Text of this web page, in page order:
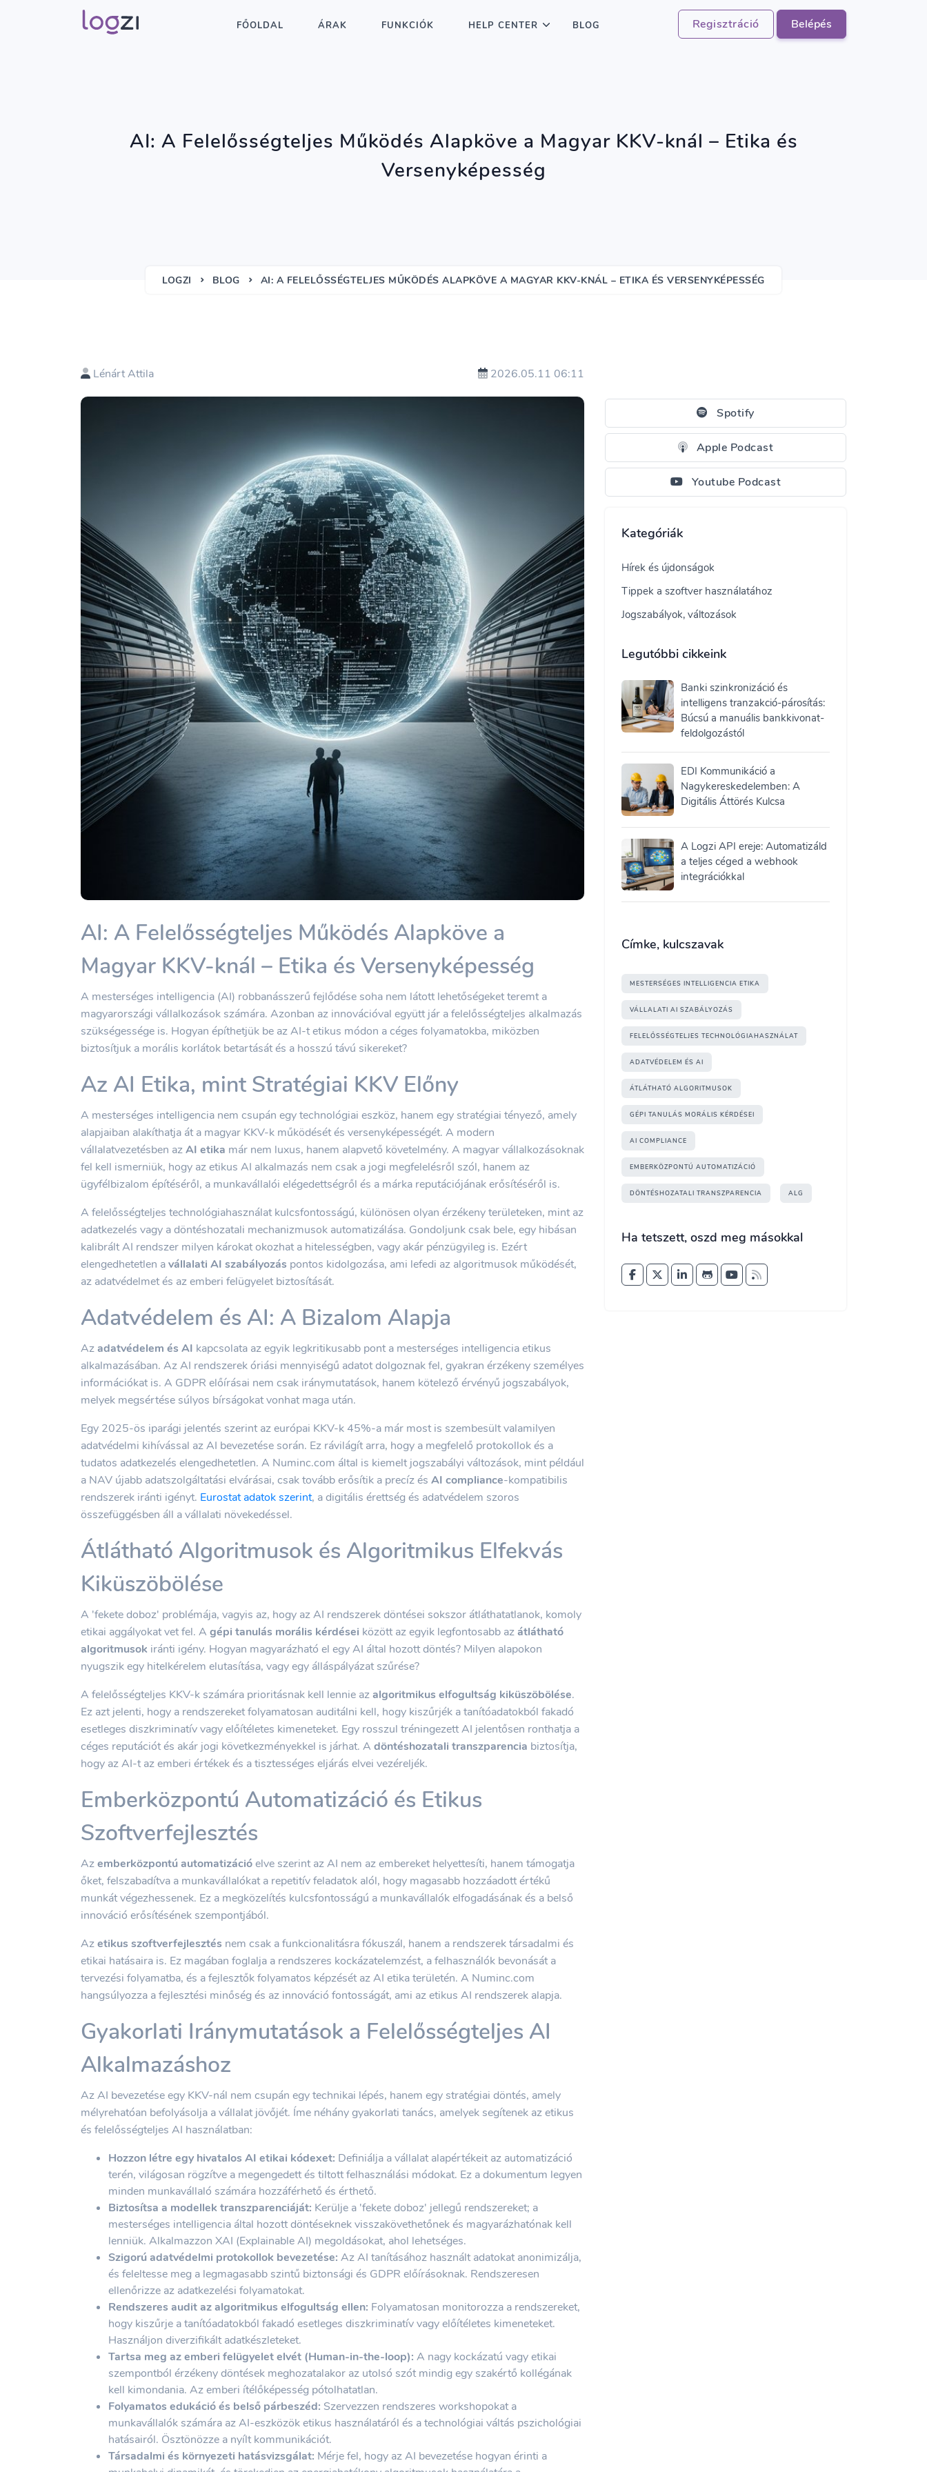
Regisztráció Belépés
FŐOLDAL ÁRAK FUNKCIÓK HELP CENTER BLOG
AI: A Felelősségteljes Működés Alapköve a Magyar KKV-knál – Etika és
Versenyképesség
LOGZI BLOG AI: A FELELŐSSÉGTELJES MŰKÖDÉS ALAPKÖVE A MAGYAR KKV-KNÁL – ETIKA ÉS VERSENYKÉPESSÉG
Lénárt Attila 2026.05.11 06:11
AI: A Felelősségteljes Működés Alapköve a
Magyar KKV-knál – Etika és Versenyképesség
A mesterséges intelligencia (AI) robbanásszerű fejlődése soha nem látott lehetőségeket teremt a
magyarországi vállalkozások számára. Azonban az innovációval együtt jár a felelősségteljes alkalmazás
szükségessége is. Hogyan építhetjük be az AI-t etikus módon a céges folyamatokba, miközben
biztosítjuk a morális korlátok betartását és a hosszú távú sikereket?
Az AI Etika, mint Stratégiai KKV Előny
A mesterséges intelligencia nem csupán egy technológiai eszköz, hanem egy stratégiai tényező, amely
alapjaiban alakíthatja át a magyar KKV-k működését és versenyképességét. A modern
vállalatvezetésben azAI etika már nem luxus, hanem alapvető követelmény. A magyar vállalkozásoknak
fel kell ismerniük, hogy az etikus AI alkalmazás nem csak a jogi megfelelésről szól, hanem az
ügyfélbizalom építéséről, a munkavállalói elégedettségről és a márka reputációjának erősítéséről is.
A felelősségteljes technológiahasználat kulcsfontosságú, különösen olyan érzékeny területeken, mint az
adatkezelés vagy a döntéshozatali mechanizmusok automatizálása. Gondoljunk csak bele, egy hibásan
kalibrált AI rendszer milyen károkat okozhat a hitelességben, vagy akár pénzügyileg is. Ezért
elengedhetetlen avállalati AI szabályozás pontos kidolgozása, ami lefedi az algoritmusok működését,
az adatvédelmet és az emberi felügyelet biztosítását.
Adatvédelem és AI: A Bizalom Alapja
Azadatvédelem és AI kapcsolata az egyik legkritikusabb pont a mesterséges intelligencia etikus
alkalmazásában. Az AI rendszerek óriási mennyiségű adatot dolgoznak fel, gyakran érzékeny személyes
információkat is. A GDPR előírásai nem csak iránymutatások, hanem kötelező érvényű jogszabályok,
melyek megsértése súlyos bírságokat vonhat maga után.
Egy 2025-ös iparági jelentés szerint az európai KKV-k 45%-a már most is szembesült valamilyen
adatvédelmi kihívással az AI bevezetése során. Ez rávilágít arra, hogy a megfelelő protokollok és a
tudatos adatkezelés elengedhetetlen. A Numinc.com által is kiemelt jogszabályi változások, mint például
a NAV újabb adatszolgáltatási elvárásai, csak tovább erősítik a precíz és AI compliance-kompatibilis
rendszerek iránti igényt. Eurostat adatok szerint, a digitális érettség és adatvédelem szoros
összefüggésben áll a vállalati növekedéssel.
Átlátható Algoritmusok és Algoritmikus Elfekvás
Kiküszöbölése
A 'fekete doboz' problémája, vagyis az, hogy az AI rendszerek döntései sokszor átláthatatlanok, komoly
etikai aggályokat vet fel. A gépi tanulás morális kérdései között az egyik legfontosabb azátlátható
algoritmusok iránti igény. Hogyan magyarázható el egy AI által hozott döntés? Milyen alapokon
nyugszik egy hitelkérelem elutasítása, vagy egy álláspályázat szűrése?
A felelősségteljes KKV-k számára prioritásnak kell lennie azalgoritmikus elfogultság kiküszöbölése.
Ez azt jelenti, hogy a rendszereket folyamatosan auditálni kell, hogy kiszűrjék a tanítóadatokból fakadó
esetleges diszkriminatív vagy előítéletes kimeneteket. Egy rosszul tréningezett AI jelentősen ronthatja a
céges reputációt és akár jogi következményekkel is járhat. A döntéshozatali transzparencia biztosítja,
hogy az AI-t az emberi értékek és a tisztességes eljárás elvei vezéreljék.
Emberközpontú Automatizáció és Etikus
Szoftverfejlesztés
Azemberközpontú automatizációelve szerint az AI nem az embereket helyettesíti, hanem támogatja
őket, felszabadítva a munkavállalókat a repetitív feladatok alól, hogy magasabb hozzáadott értékű
munkát végezhessenek. Ez a megközelítés kulcsfontosságú a munkavállalók elfogadásának és a belső
innováció erősítésének szempontjából.
Azetikus szoftverfejlesztés nem csak a funkcionalitásra fókuszál, hanem a rendszerek társadalmi és
etikai hatásaira is. Ez magában foglalja a rendszeres kockázatelemzést, a felhasználók bevonását a
tervezési folyamatba, és a fejlesztők folyamatos képzését az AI etika területén. A Numinc.com
hangsúlyozza a fejlesztési minőség és az innováció fontosságát, ami az etikus AI rendszerek alapja.
Gyakorlati Iránymutatások a Felelősségteljes AI
Alkalmazáshoz
Az AI bevezetése egy KKV-nál nem csupán egy technikai lépés, hanem egy stratégiai döntés, amely
mélyrehatóan befolyásolja a vállalat jövőjét. Íme néhány gyakorlati tanács, amelyek segítenek az etikus
és felelősségteljes AI használatban:
Hozzon létre egy hivatalos AI etikai kódexet: Definiálja a vállalat alapértékeit az automatizáció
terén, világosan rögzítve a megengedett és tiltott felhasználási módokat. Ez a dokumentum legyen
minden munkavállaló számára hozzáférhető és érthető.
Biztosítsa a modellek transzparenciáját: Kerülje a 'fekete doboz' jellegű rendszereket; a
mesterséges intelligencia által hozott döntéseknek visszakövethetőnek és magyarázhatónak kell
lenniük. Alkalmazzon XAI (Explainable AI) megoldásokat, ahol lehetséges.
Szigorú adatvédelmi protokollok bevezetése: Az AI tanításához használt adatokat anonimizálja,
és feleltesse meg a legmagasabb szintű biztonsági és GDPR előírásoknak. Rendszeresen
ellenőrizze az adatkezelési folyamatokat.
Rendszeres audit az algoritmikus elfogultság ellen: Folyamatosan monitorozza a rendszereket,
hogy kiszűrje a tanítóadatokból fakadó esetleges diszkriminatív vagy előítéletes kimeneteket.
Használjon diverzifikált adatkészleteket.
Tartsa meg az emberi felügyelet elvét (Human-in-the-loop): A nagy kockázatú vagy etikai
szempontból érzékeny döntések meghozatalakor az utolsó szót mindig egy szakértő kollégának
kell kimondania. Az emberi ítélőképesség pótolhatatlan.
Folyamatos edukáció és belső párbeszéd: Szervezzen rendszeres workshopokat a
munkavállalók számára az AI-eszközök etikus használatáról és a technológiai váltás pszichológiai
hatásairól. Ösztönözze a nyílt kommunikációt.
Társadalmi és környezeti hatásvizsgálat: Mérje fel, hogy az AI bevezetése hogyan érinti a
Spotify
Apple Podcast
Youtube Podcast
Kategóriák
Hírek és újdonságok
Tippek a szoftver használatához
Jogszabályok, változások
Legutóbbi cikkeink
Banki szinkronizáció és
intelligens tranzakció-párosítás:
Búcsú a manuális bankkivonat-
feldolgozástól
EDI Kommunikáció a
Nagykereskedelemben: A
Digitális Áttörés Kulcsa
A Logzi API ereje: Automatizáld
a teljes céged a webhook
integrációkkal
Címke, kulcszavak
MESTERSÉGES INTELLIGENCIA ETIKA
VÁLLALATI AI SZABÁLYOZÁS
FELELŐSSÉGTELJES TECHNOLÓGIAHASZNÁLAT
ADATVÉDELEM ÉS AI
ÁTLÁTHATÓ ALGORITMUSOK
GÉPI TANULÁS MORÁLIS KÉRDÉSEI
AI COMPLIANCE
EMBERKÖZPONTÚ AUTOMATIZÁCIÓ
DÖNTÉSHOZATALI TRANSZPARENCIA ALG
Ha tetszett, oszd meg másokkal